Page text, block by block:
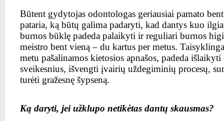
Būtent gydytojas odontologas geriausiai pamato
pataria, ką būtų galima padaryti, kad dantys kuo
burnos būklę padeda palaikyti ir reguliari burnos
meistro bent vieną – du kartus per metus.
metu pašalinamos kietosios apnašos, padeda išlaikyti
sveikesnius, išvengti įvairių uždegiminių procesų,
turėti gražesnę šypseną.
Ką daryti, jei užklupo netikėtas dantų skausmas?